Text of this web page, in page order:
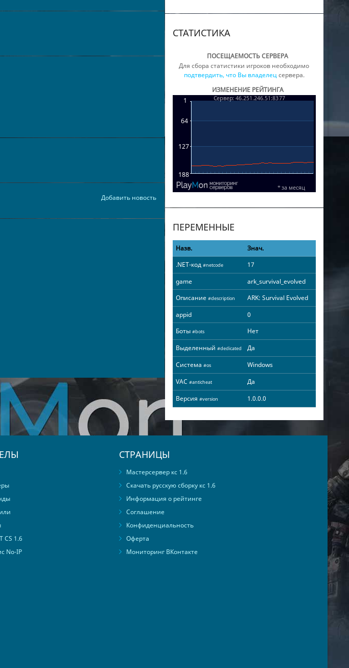
Добавить новость
СТАТИСТИКА
ПОСЕЩАЕМОСТЬ СЕРВЕРА
Для сбора статистики игроков необходимо
подтвердить, что Вы владелецсервера.
ИЗМЕНЕНИЕ РЕЙТИНГА
ПЕРЕМЕННЫЕ
Назв.
Знач.
.NET-код #netcode
17
game
ark_survival_evolved
Описание #description
ARK: Survival Evolved
appid
0
Боты #bots
Нет
Выделенный #dedicated
Да
Система #os
Windows
VAC #anticheat
Да
Версия #version 1.0.0.0
CS 1.6
No-IP
СТРАНИЦЫ
Мастерсервер кс 1.6
Скачать русскую сборку кс 1.6
Информация о рейтинге
Соглашение
Конфиденциальность
Оферта
Мониторинг ВКонтакте